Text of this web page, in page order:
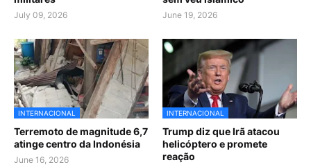
July 09, 2026 June 19, 2026
INTERNACIONAL
Terremoto de magnitude 6,7
atinge centro da Indonésia
June 16, 2026
INTERNACIONAL
Trump diz que Irã atacou
helicóptero e promete
reação